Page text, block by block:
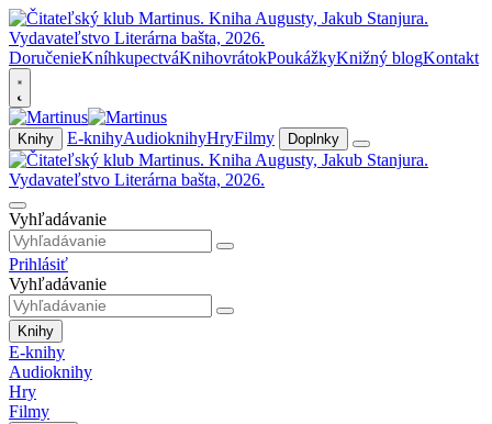
DoručenieKníhkupectváKnihovrátokPoukážkyKnižný blogKontakt
Knihy E-knihyAudioknihyHryFilmy Doplnky
Vyhľadávanie
Prihlásiť
Vyhľadávanie
Knihy
E-knihy
Audioknihy
Hry
Filmy